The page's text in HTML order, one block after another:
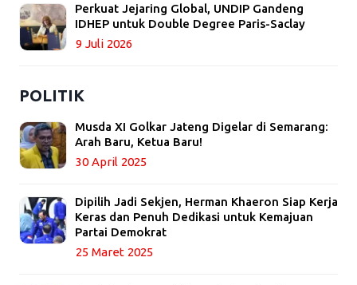
Perkuat Jejaring Global, UNDIP Gandeng
IDHEP untuk Double Degree Paris-Saclay
9 Juli 2026
POLITIK
Musda XI Golkar Jateng Digelar di Semarang:
Arah Baru, Ketua Baru!
30 April 2025
Dipilih Jadi Sekjen, Herman Khaeron Siap Kerja
Keras dan Penuh Dedikasi untuk Kemajuan
Partai Demokrat
25 Maret 2025